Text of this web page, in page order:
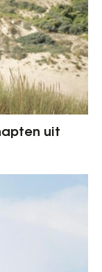
uit